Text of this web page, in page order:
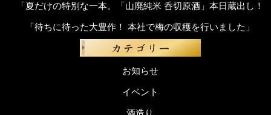
「夏だけの特別な一本。「山廃純米 呑切原酒」本日蔵出し！
「待ちに待った大豊作！ 本社で梅の収穫を行いました」
お知らせ
イベント